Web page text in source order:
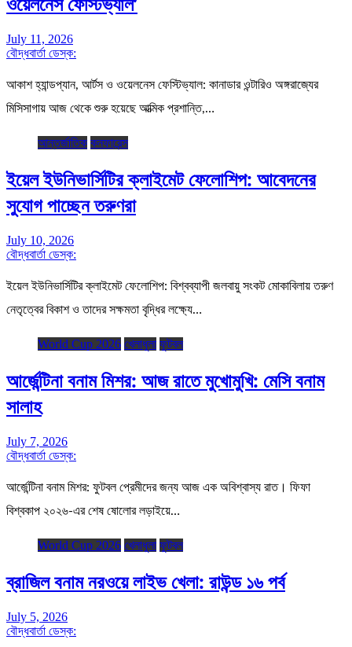
July 11, 2026
বৌদ্ধবার্তা ডেস্ক:
আকাশ হ্যান্ডপ্যান, আর্টস ও ওয়েলনেস ফেস্টিভ্যাল: কানাডার ওন্টারিও অঙ্গরাজ্যের
মিসিসাগায় আজ থেকে শুরু হয়েছে আত্মিক প্রশান্তি,…
আন্তর্জাতিক কনফারেন্স
ইয়েল ইউনিভার্সিটির ক্লাইমেট ফেলোশিপ: আবেদনের
সুযোগ পাচ্ছেন তরুণরা
July 10, 2026
বৌদ্ধবার্তা ডেস্ক:
ইয়েল ইউনিভার্সিটির ক্লাইমেট ফেলোশিপ: বিশ্বব্যাপী জলবায়ু সংকট মোকাবিলায় তরুণ
নেতৃত্বের বিকাশ ও তাদের সক্ষমতা বৃদ্ধির লক্ষ্যে…
World Cup 2026 খেলাধুলা ফুটবল
আর্জেন্টিনা বনাম মিশর: আজ রাতে মুখোমুখি: মেসি বনাম
সালাহ
July 7, 2026
বৌদ্ধবার্তা ডেস্ক:
আর্জেন্টিনা বনাম মিশর: ফুটবল প্রেমীদের জন্য আজ এক অবিশ্বাস্য রাত। ফিফা
বিশ্বকাপ ২০২৬-এর শেষ ষোলোর লড়াইয়ে…
World Cup 2026 খেলাধুলা ফুটবল
ব্রাজিল বনাম নরওয়ে লাইভ খেলা: রাউন্ড ১৬ পর্ব
July 5, 2026
বৌদ্ধবার্তা ডেস্ক: